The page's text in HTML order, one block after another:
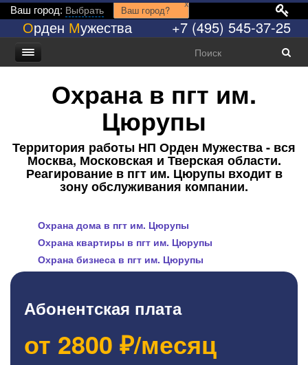
Ваш город: Выбрать Ваш город?
x
Орден Мужества +7 (495) 545-37-25
Охрана в пгт им.
Цюрупы
Территория работы НП Орден Мужества - вся
Москва, Московская и Тверская области.
Реагирование в пгт им. Цюрупы входит в
зону обслуживания компании.
Охрана дома в пгт им. Цюрупы
Охрана квартиры в пгт им. Цюрупы
Охрана бизнеса в пгт им. Цюрупы
Абонентская плата
от 2800 ₽/месяц